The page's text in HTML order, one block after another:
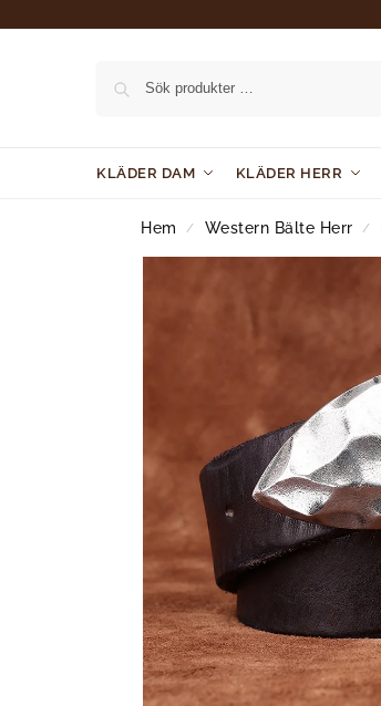
KLÄDER DAM KLÄDER HERR
Hem / Western Bälte Herr /